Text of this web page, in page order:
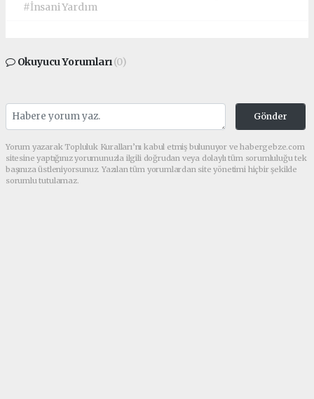
#İnsani Yardım
Okuyucu Yorumları(0)
Gönder
Yorum yazarak Topluluk Kuralları’nı kabul etmiş bulunuyor ve habergebze.com
sitesine yaptığınız yorumunuzla ilgili doğrudan veya dolaylı tüm sorumluluğu tek
başınıza üstleniyorsunuz. Yazılan tüm yorumlardan site yönetimi hiçbir şekilde
sorumlu tutulamaz.